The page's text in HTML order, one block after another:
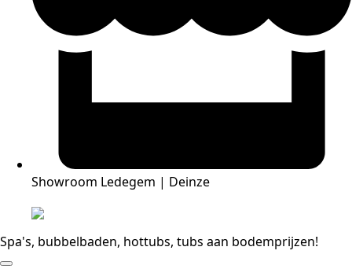
Showroom Ledegem | Deinze
Spa's, bubbelbaden, hottubs, tubs aan bodemprijzen!